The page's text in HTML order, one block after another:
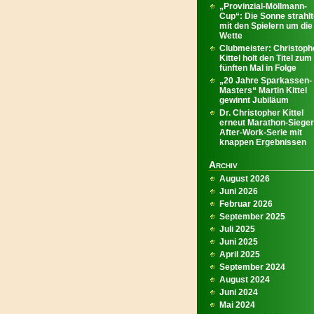
„Provinzial-Möllmann-
Cup“: Die Sonne
mit den Spielern um die
Wette
Clubmeister:
Kittel holt den Titel zum
fünften Mal in Folge
„20 Jahre Sparkassen-
Masters“ Martin Kittel
gewinnt Jubiläum
Dr. Christopher Kittel
erneut Marathon-Sieger
After-Work-Serie mit
knappen Ergebnissen
Archiv
August 2026
Juni 2026
Februar 2026
September 2025
Juli 2025
Juni 2025
April 2025
September 2024
August 2024
Juni 2024
Mai 2024